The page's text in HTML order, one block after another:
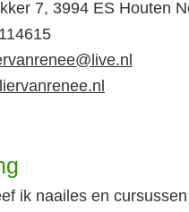
7, 3994 ES Houten
ik naailes en